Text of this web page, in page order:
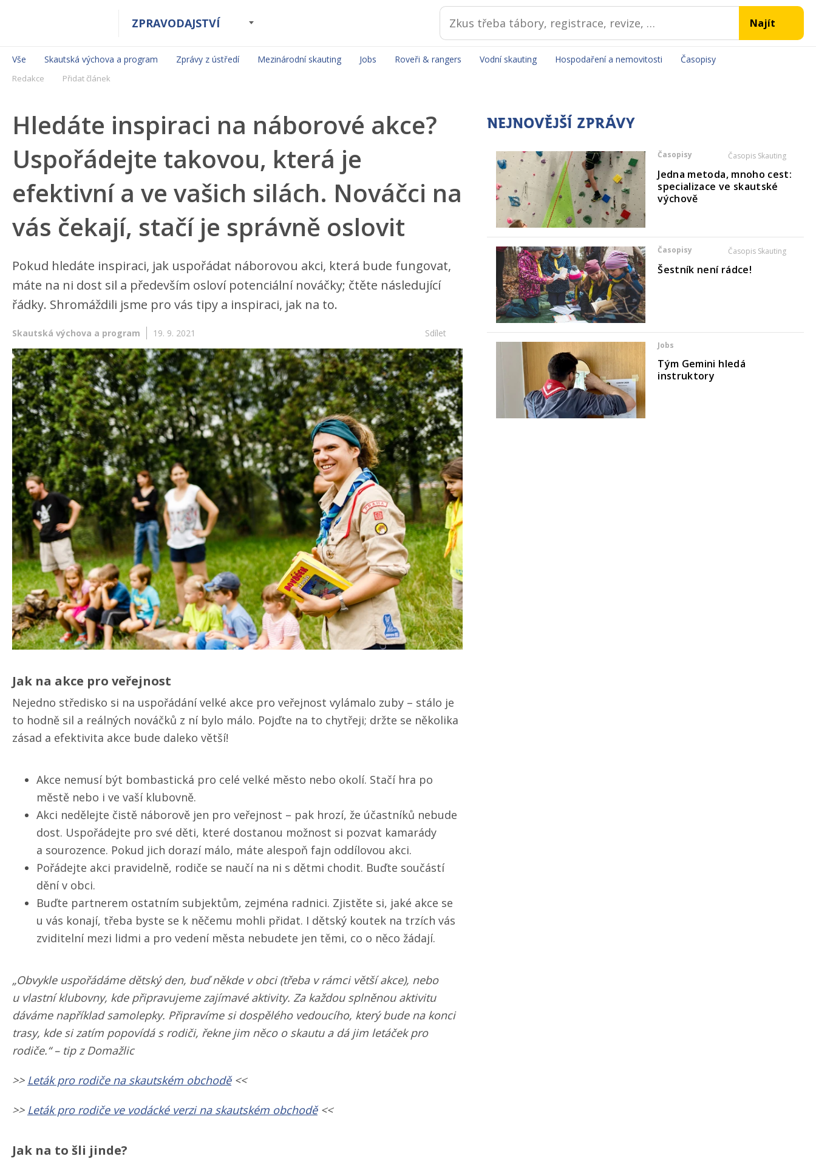
ZPRAVODAJSTVÍ
Vše Skautská výchova a program Zprávy z ústředí Mezinárodní skauting Jobs Roveři & rangers Vodní skauting Hospodaření a nemovitosti Časopisy
Redakce Přidat článek
Hledáte inspiraci na náborové akce?
Uspořádejte takovou, která je
efektivní a ve vašich silách. Nováčci na
vás čekají, stačí je správně oslovit
Pokud hledáte inspiraci, jak uspořádat náborovou akci, která bude fungovat,
máte na ni dost sil a především osloví potenciální nováčky; čtěte následující
řádky. Shromáždili jsme pro vás tipy a inspiraci, jak na to.
Skautská výchova a program 19. 9. 2021 Sdílet
Jak na akce pro veřejnost
Nejedno středisko si na uspořádání velké akce pro veřejnost vylámalo zuby – stálo je
to hodně sil a reálných nováčků z ní bylo málo. Pojďte na to chytřeji; držte se několika
zásad a efektivita akce bude daleko větší!
Akce nemusí být bombastická pro celé velké město nebo okolí. Stačí hra po
městě nebo i ve vaší klubovně.
Akci nedělejte čistě náborově jen pro veřejnost – pak hrozí, že účastníků nebude
dost. Uspořádejte pro své děti, které dostanou možnost si pozvat kamarády
a sourozence. Pokud jich dorazí málo, máte alespoň fajn oddílovou akci.
Pořádejte akci pravidelně, rodiče se naučí na ni s dětmi chodit. Buďte součástí
dění v obci.
Buďte partnerem ostatním subjektům, zejména radnici. Zjistěte si, jaké akce se
u vás konají, třeba byste se k něčemu mohli přidat. I dětský koutek na trzích vás
zviditelní mezi lidmi a pro vedení města nebudete jen těmi, co o něco žádají.
„Obvykle uspořádáme dětský den, buď někde v obci (třeba v rámci větší akce), nebo
u vlastní klubovny, kde připravujeme zajímavé aktivity. Za každou splněnou aktivitu
dáváme například samolepky. Připravíme si dospělého vedoucího, který bude na konci
trasy, kde si zatím popovídá s rodiči, řekne jim něco o skautu a dá jim letáček pro
rodiče.“ – tip z Domažlic
>> Leták pro rodiče na skautském obchodě<<
>> Leták pro rodiče ve vodácké verzi na skautském obchodě<<
Jak na to šli jinde?
NEJNOVĚJŠÍ ZPRÁVY
Časopisy Časopis Skauting
Jedna metoda, mnoho cest:
specializace ve skautské
výchově
Časopisy Časopis Skauting
Šestník není rádce!
Jobs
Tým Gemini hledá
instruktory